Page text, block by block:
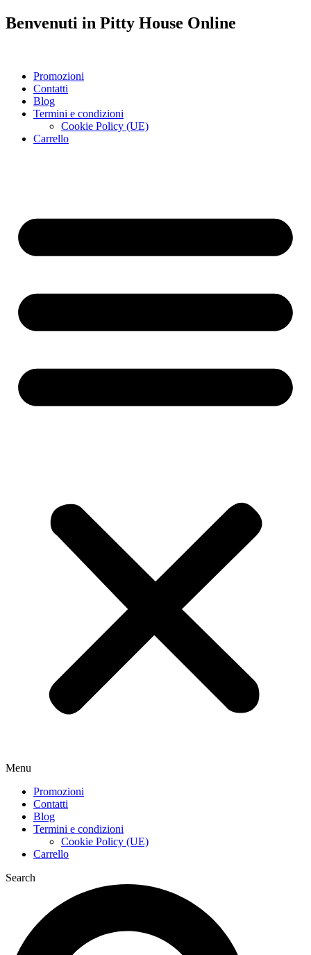
Benvenuti in Pitty House Online
Promozioni
Contatti
Blog
Termini e condizioni
Cookie Policy (UE)
Carrello
Menu
Promozioni
Contatti
Blog
Termini e condizioni
Cookie Policy (UE)
Carrello
Search